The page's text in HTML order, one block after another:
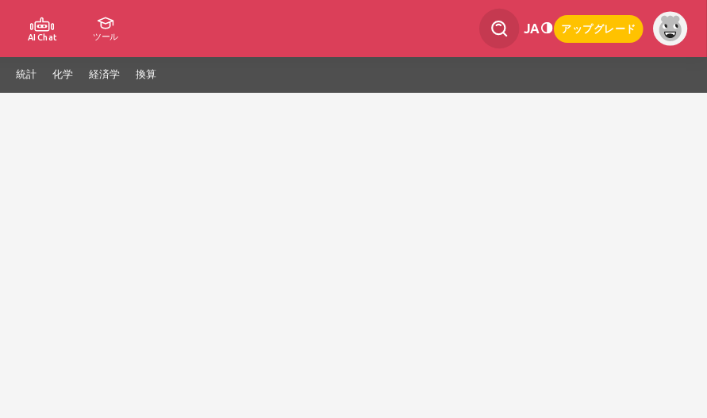
AI Chat ツール
JA アップグレード
統計 化学 経済学 換算